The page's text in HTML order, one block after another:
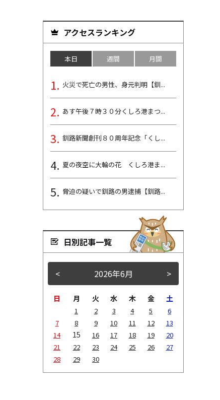
アクセスランキング
本日 週間 月間
火災で死亡の男性、身元判明【釧...
あす午後７時３０分くしろ港まつ...
釧路新聞創刊８０周年記念「くし...
夏の夜空に大輪の花 くしろ港ま...
脅迫の疑いで釧路の男逮捕【釧路...
日別記事一覧
< >
2026年6月
日 月 火 水 木 金 土
1 2 3 4 5
6
7
8 9 10 11 12
13
14
15 16 17 18 19
20
21
22 23 24 25 26
27
28
29 30